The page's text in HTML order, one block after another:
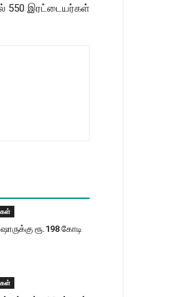
550 இரட்டையர்கள்
ரூ.198 கோடி